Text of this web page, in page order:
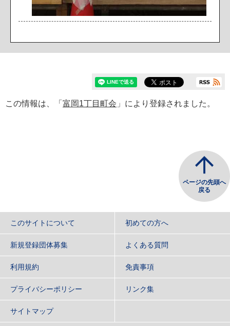
この情報は、「 富岡1丁目町会 」により登録されました。
ページの先頭へ
戻る
このサイトについて 初めての方へ
新規登録団体募集 よくある質問
利用規約 免責事項
プライバシーポリシー リンク集
サイトマップ